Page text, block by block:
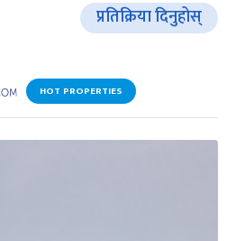
प्रतिक्रिया दिनुहोस्
HOT PROPERTIES